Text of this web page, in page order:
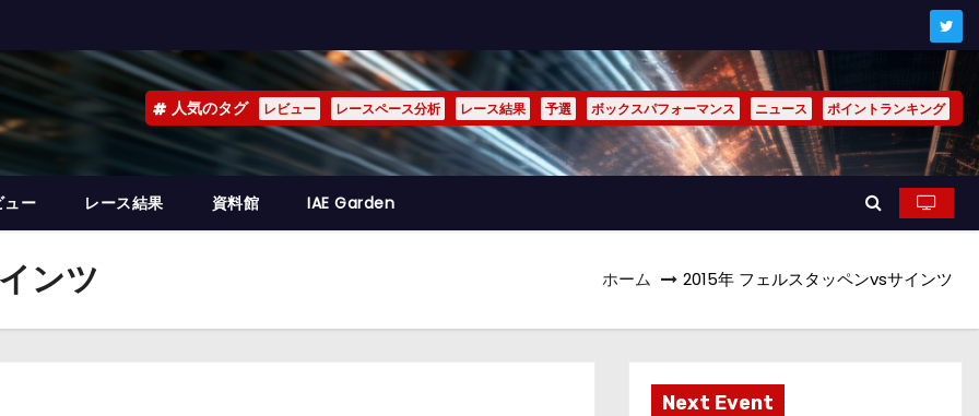
人気のタグ レビュー レースペース分析 レース結果 予選 ボックスパフォーマンス ニュース ポイントランキング
ュー レース結果 資料館 IAE Garden
ンツ ホーム 2015年 フェルスタッペンvsサインツ
Next Event